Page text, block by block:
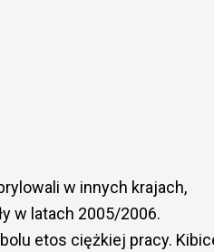
w innych krajach,
w latach 2005/2006.
etos ciężkiej pracy.